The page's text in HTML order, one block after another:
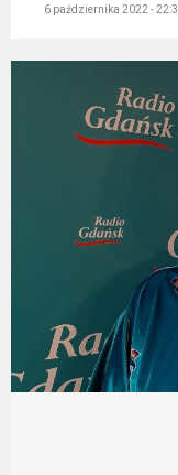
6 października 2022 -